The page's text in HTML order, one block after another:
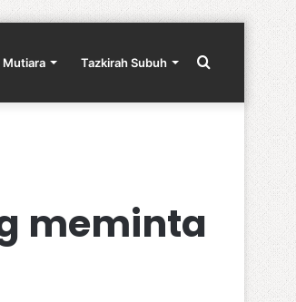
Mutiara Tazkirah Subuh Search
meminta